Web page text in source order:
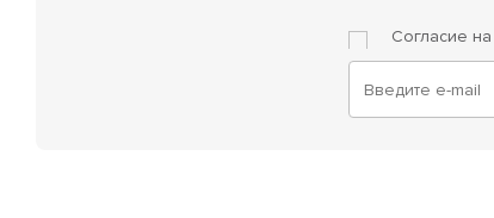
Согласие